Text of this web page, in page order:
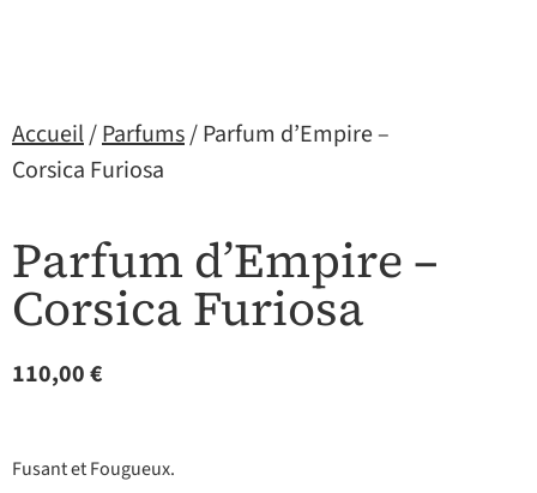
Accueil/Parfums/ Parfum d’Empire –
Corsica Furiosa
Parfum d’Empire –
Corsica Furiosa
110,00€
Fusant et Fougueux.